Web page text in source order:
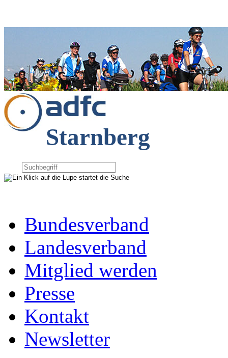
Starnberg
Bundesverband
Landesverband
Mitglied werden
Presse
Kontakt
Newsletter